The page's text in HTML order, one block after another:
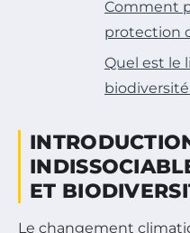
Comment
protection
Quel est le
biodiversité
ET
Le changement